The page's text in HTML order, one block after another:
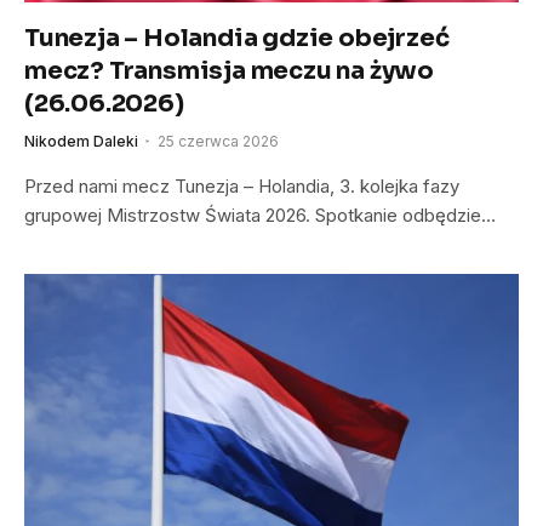
Tunezja – Holandia gdzie obejrzeć
mecz? Transmisja meczu na żywo
(26.06.2026)
Nikodem Daleki 25 czerwca 2026
Przed nami mecz Tunezja – Holandia, 3. kolejka fazy
grupowej Mistrzostw Świata 2026. Spotkanie odbędzie…